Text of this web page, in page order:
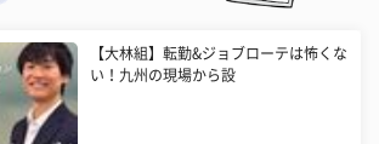
【大林組】転勤&ジョブローテは怖くな
い！九州の現場から設